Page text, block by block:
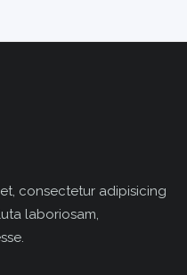
consectetur adipisicing
laboriosam,